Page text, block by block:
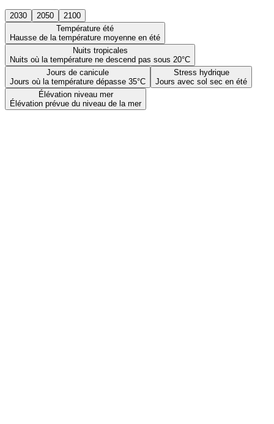
2030 2050
2100
Température été
Hausse de la température moyenne en été
Nuits tropicales
Nuits où la température ne descend pas sous 20°C
Jours de canicule
Jours où la température dépasse 35°C
Stress hydrique
Jours avec sol sec en été
Élévation niveau mer
Élévation prévue du niveau de la mer